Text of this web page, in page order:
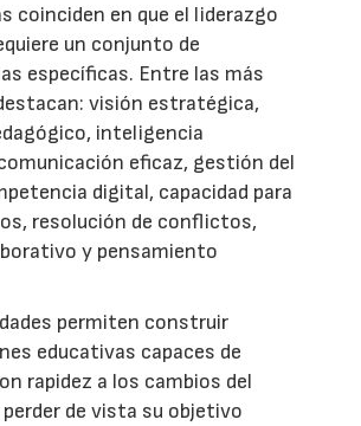
coinciden en que el liderazgo
un conjunto de
específicas. Entre las más
visión estratégica,
inteligencia
eficaz, gestión del
digital, capacidad para
resolución de conflictos,
y pensamiento
permiten construir
educativas capaces de
rapidez a los cambios del
de vista su objetivo